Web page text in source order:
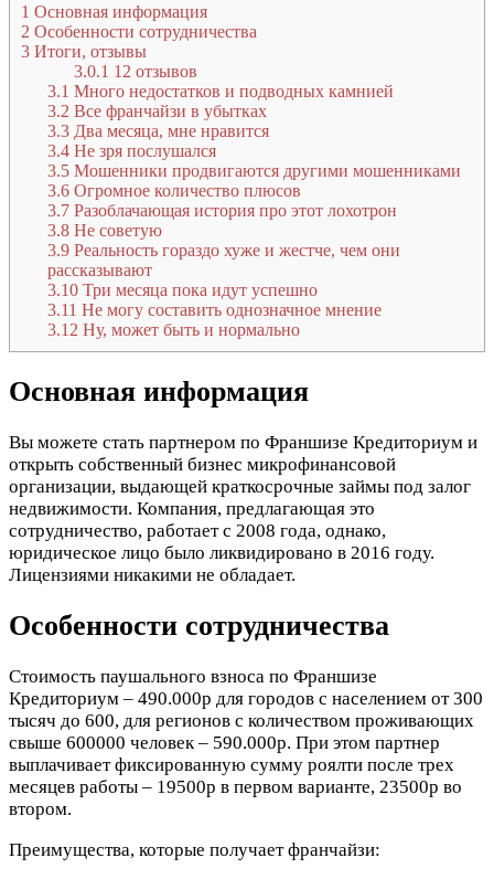
1 Основная информация
2 Особенности сотрудничества
3 Итоги, отзывы
3.0.1 12 отзывов
3.1 Много недостатков и подводных камнией
3.2 Все франчайзи в убытках
3.3 Два месяца, мне нравится
3.4 Не зря послушался
3.5 Мошенники продвигаются другими мошенниками
3.6 Огромное количество плюсов
3.7 Разоблачающая история про этот лохотрон
3.8 Не советую
3.9 Реальность гораздо хуже и жестче, чем они
рассказывают
3.10 Три месяца пока идут успешно
3.11 Не могу составить однозначное мнение
3.12 Ну, может быть и нормально
Основная информация
Вы можете стать партнером по Франшизе Кредиториум и
открыть собственный бизнес микрофинансовой
организации, выдающей краткосрочные займы под залог
недвижимости. Компания, предлагающая это
сотрудничество, работает с 2008 года, однако,
юридическое лицо было ликвидировано в 2016 году.
Лицензиями никакими не обладает.
Особенности сотрудничества
Стоимость паушального взноса по Франшизе
Кредиториум – 490.000р для городов с населением от 300
тысяч до 600, для регионов с количеством проживающих
свыше 600000 человек – 590.000р. При этом партнер
выплачивает фиксированную сумму роялти после трех
месяцев работы – 19500р в первом варианте, 23500р во
втором.
Преимущества, которые получает франчайзи: